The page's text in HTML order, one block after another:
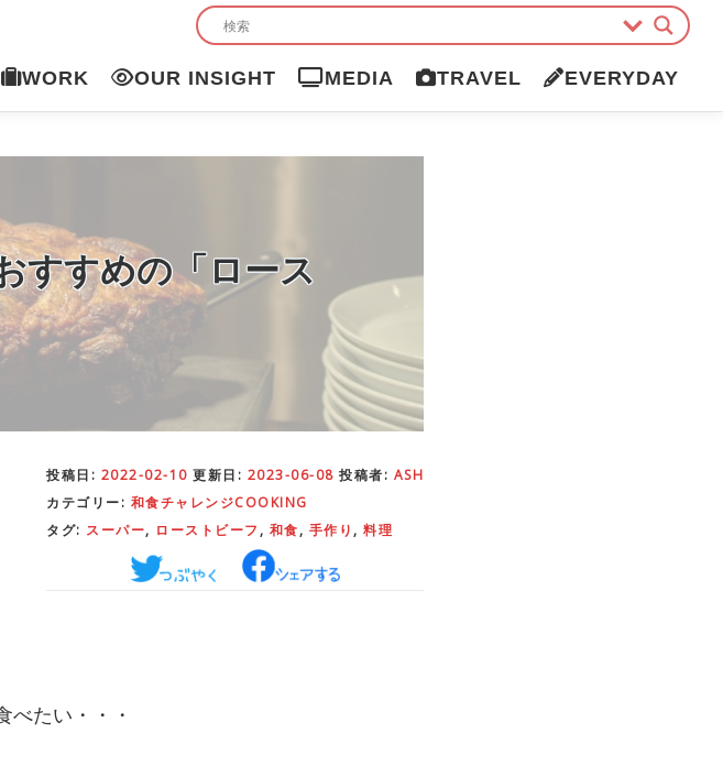
WORK OUR INSIGHT MEDIA TRAVEL EVERYDAY
すすめの「ロース
投稿日: 2022-02-10 更新日: 2023-06-08 投稿者: ASH
カテゴリー: 和食チャレンジCOOKING
タグ: スーパー, ローストビーフ , 和食, 手作り , 料理
べたい・・・